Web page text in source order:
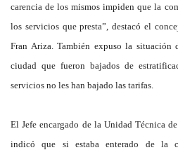
carencia de los mismos impiden que la
los servicios que presta”, destacó el
Fran Ariza. También expuso la
ciudad que fueron bajados de
servicios no les han bajado las tarifas.
El Jefe encargado de la Unidad Técnica
indicó que si estaba enterado de la